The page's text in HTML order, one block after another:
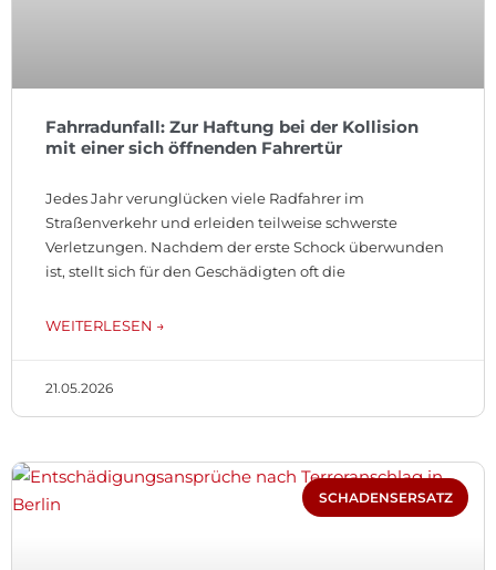
Fahrradunfall: Zur Haftung bei der Kollision
mit einer sich öffnenden Fahrertür
Jedes Jahr verunglücken viele Radfahrer im
Straßenverkehr und erleiden teilweise schwerste
Verletzungen. Nachdem der erste Schock überwunden
ist, stellt sich für den Geschädigten oft die
WEITERLESEN →
21.05.2026
SCHADENSERSATZ